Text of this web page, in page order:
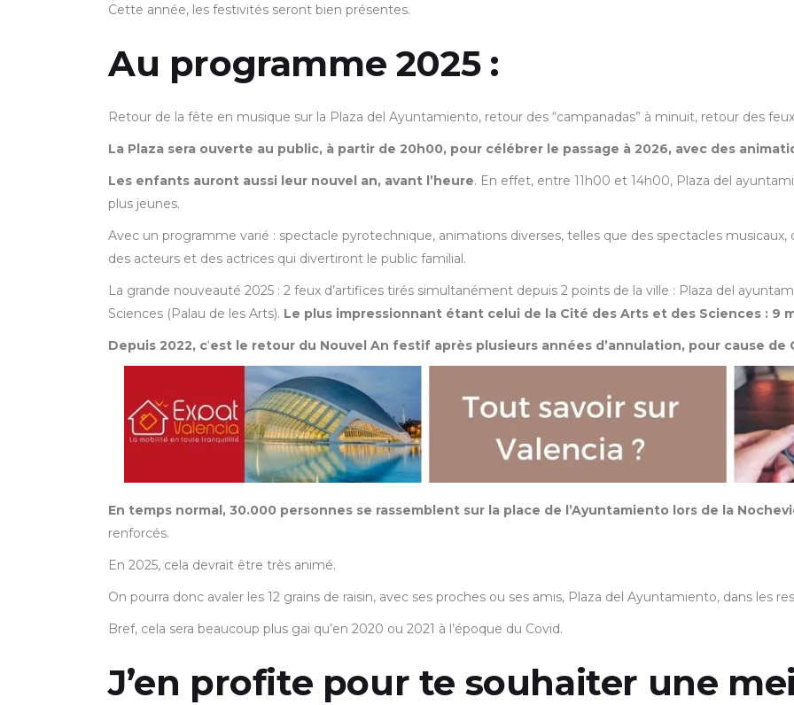
Cette année, les festivités seront bien présentes.
Au programme 2025 :
Retour de la fête en musique sur la Plaza del Ayuntamiento, retour des “campanadas” à minuit, retour des
La Plaza sera ouverte au public, à partir de 20h00, pour célébrer le passage à 2026, avec des
Les enfants auront aussi leur nouvel an, avant l’heure. En effet, entre 11h00 et 14h00, Plaza del
plus jeunes.
Avec un programme varié : spectacle pyrotechnique, animations diverses, telles que des spectacles musicaux,
des acteurs et des actrices qui divertiront le public familial.
La grande nouveauté 2025 : 2 feux d’artifices tirés simultanément depuis 2 points de la ville : Plaza del
Sciences (Palau de les Arts). Le plus impressionnant étant celui de la Cité des Arts et des Sciences : 9
Depuis 2022, c‘est le retour du Nouvel An festif après plusieurs années d’annulation, pour cause de
En temps normal, 30.000 personnes se rassemblent sur la place de l’Ayuntamiento lors de la
renforcés.
En 2025, cela devrait être très animé.
On pourra donc avaler les 12 grains de raisin, avec ses proches ou ses amis, Plaza del Ayuntamiento, dans les
Bref, cela sera beaucoup plus gai qu’en 2020 ou 2021 à l’époque du Covid.
J’en profite pour te souhaiter une